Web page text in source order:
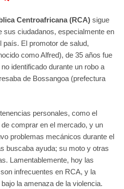
Centroafricana (RCA) sigue
sus ciudadanos, especialmente en
El promotor de salud,
como Alfred), de 35 años fue
identificado durante un robo a
de Bossangoa (prefectura
personales, como el
comprar en el mercado, y un
problemas mecánicos durante el
buscaba ayuda; su moto y otras
Lamentablemente, hoy las
infrecuentes en RCA, y la
la amenaza de la violencia.